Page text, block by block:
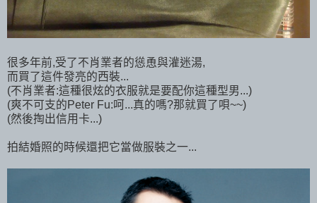
很多年前,受了不肖業者的慫恿與灌迷湯,
而買了這件發亮的西裝...
(不肖業者:這種很炫的衣服就是要配你這種型男...)
(爽不可支的Peter Fu:呵...真的嗎?那就買了唄~~)
(然後掏出信用卡...)
拍結婚照的時候還把它當做服裝之一...